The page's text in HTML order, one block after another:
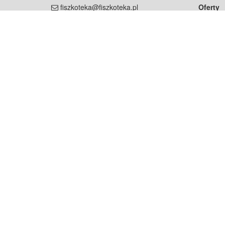
fiszkoteka@fiszkoteka.pl
Oferty